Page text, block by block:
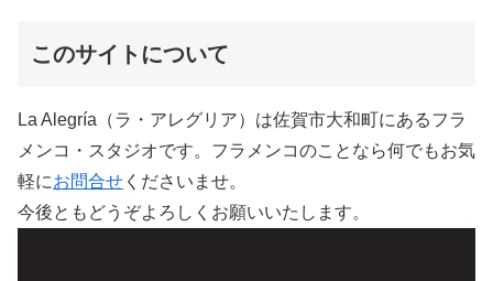
このサイトについて
La Alegría（ラ・アレグリア）は佐賀市大和町にあるフラ
メンコ・スタジオです。フラメンコのことなら何でもお気
軽にお問合せ くださいませ。
今後ともどうぞよろしくお願いいたします。